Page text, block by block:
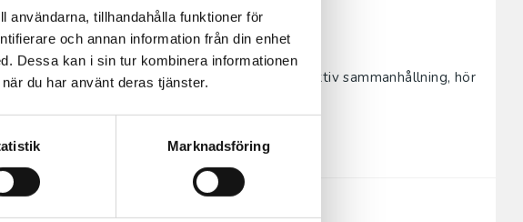
användarna, tillhandahålla funktioner för
och annan information från din enhet
Dessa kan i sin tur kombinera informationen
du har använt deras tjänster.
Marknadsföring
i vår tid, från självuppfattningar till kollektiv sammanhållning, hör